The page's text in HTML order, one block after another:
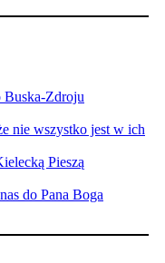
Buska-Zdroju
nie wszystko jest w ich
Pieszą
do Pana Boga